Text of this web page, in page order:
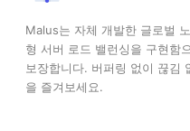
Malus는 자체 개발한 글로벌
형 서버 로드 밸런싱을 구현함
보장합니다. 버퍼링 없이 끊김
을 즐겨보세요.